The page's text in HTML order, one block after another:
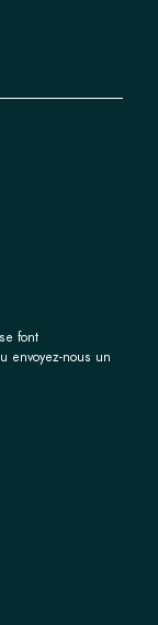
font
envoyez-nous un